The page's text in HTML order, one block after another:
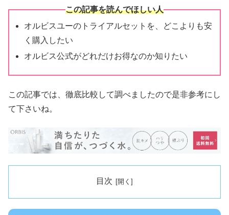
この記事を読んでほしい人
オルビスユーのトライアルセットを、どこよりも安
く購入したい
オルビス公式がどれだけお得なのか知りたい
この記事では、徹底比較して調べましたので是非参考にし
て下さいね。
目次